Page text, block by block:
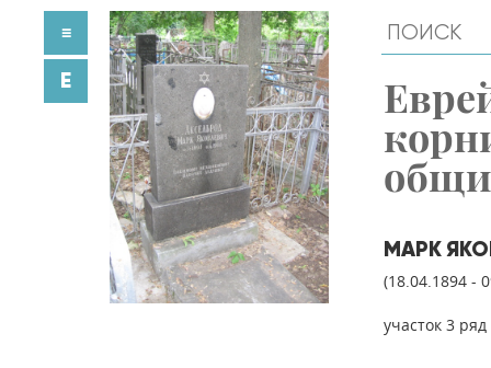
МАРК
(18.04.1894 -
участок 3
≡
E